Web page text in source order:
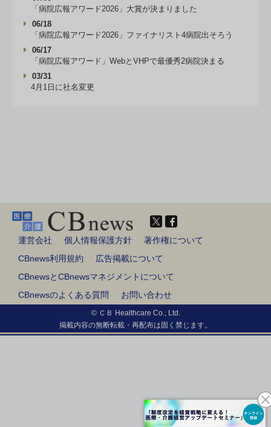
「病院広報アワード2026」大賞が決まりました
06/18
「病院広報アワード2026」ファイナリスト4病院出そろう
06/17
「病院広報アワード」WebとVHPで最優秀2病院決まる
03/31
4月1日に社名変更
運営会社 個人情報保護方針
著作権について
CBnews利用規約
広告掲載について
CBnewsとCBnewsマネジメントについて
CBnewsのよくある質問
お問い合わせ
© ＣＢ Healthcare Co., Ltd.
掲載内容の無断転載・再配布は固く禁じます。